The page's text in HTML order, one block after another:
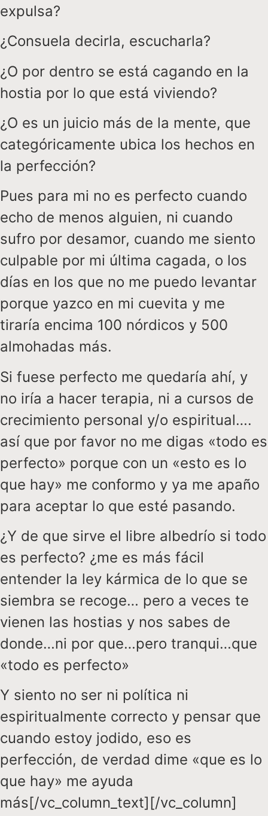
expulsa?
¿Consuela decirla, escucharla?
¿O por dentro se está cagando en la
hostia por lo que está viviendo?
¿O es un juicio más de la mente, que
categóricamente ubica los hechos en
la perfección?
Pues para mi no es perfecto cuando
echo de menos alguien, ni cuando
sufro por desamor, cuando me siento
culpable por mi última cagada, o los
días en los que no me puedo levantar
porque yazco en mi cuevita y me
tiraría encima 100 nórdicos y 500
almohadas más.
Si fuese perfecto me quedaría ahí, y
no iría a hacer terapia, ni a cursos de
crecimiento personal y/o espiritual….
así que por favor no me digas «todo es
perfecto» porque con un «esto es lo
que hay» me conformo y ya me apaño
para aceptar lo que esté pasando.
¿Y de que sirve el libre albedrío si todo
es perfecto? ¿me es más fácil
entender la ley kármica de lo que se
siembra se recoge… pero a veces te
vienen las hostias y nos sabes de
donde…ni por que…pero tranqui…que
«todo es perfecto»
Y siento no ser ni política ni
espiritualmente correcto y pensar que
cuando estoy jodido, eso es
perfección, de verdad dime «que es lo
que hay» me ayuda
más[/vc_column_text][/vc_column]